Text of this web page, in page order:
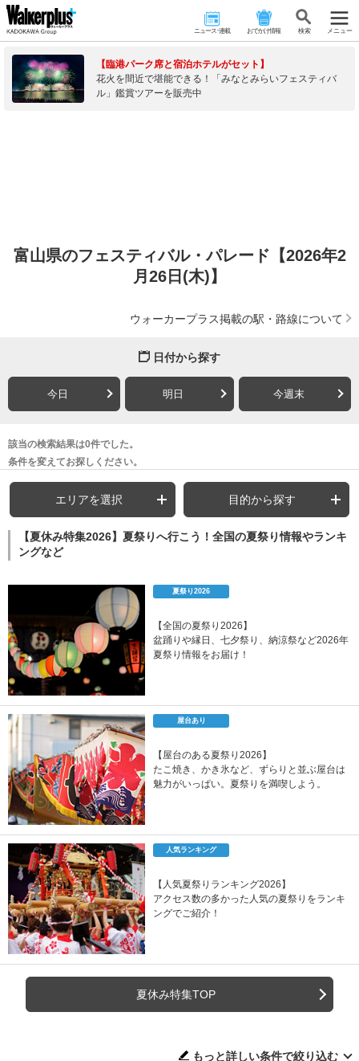
ニュース･連載 おでかけ情報 検 索 メニュー
【臨港パーク席と宿泊ホテルがセット】
花火を間近で堪能できる！「みなとみらいフェスティバ
ル」鑑賞ツアーを販売中
富山県のフェスティバル・パレード【2026年2
月26日(木)】
ウォーカープラス掲載の駅・路線について
日付から探す
今日 明日 今週末
該当の検索結果は0件でした。
条件を変えてお探しください。
エリアを選択 目的から探す
【夏休み特集2026】夏祭りへ行こう！全国の夏祭り情報やランキ
ングなど
夏祭り2026
【全国の夏祭り2026】
盆踊りや縁日、七夕祭り、納涼祭など2026年
夏祭り情報をお届け！
屋台あり
【屋台のある夏祭り2026】
たこ焼き、かき氷など、ずらりと並ぶ屋台は
魅力がいっぱい。夏祭りを満喫しよう。
人気ランキング
【人気夏祭りランキング2026】
アクセス数の多かった人気の夏祭りをランキ
ングでご紹介！
夏休み特集TOP
もっと詳しい条件で絞り込む